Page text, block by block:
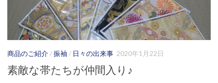
商品のご紹介 /振袖 / 日々の出来事 2020年1月22日
素敵な帯たちが仲間入り♪